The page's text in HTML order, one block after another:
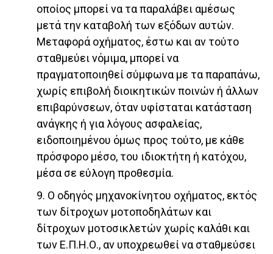
οποίος μπορεί να τα παραλάβει αμέσως
μετά την καταβολή των εξόδων αυτών.
Μεταφορά οχήματος, έστω και αν τούτο
σταθμεύει νόμιμα, μπορεί να
πραγματοποιηθεί σύμφωνα με τα παραπάνω,
χωρίς επιβολή διοικητικών ποινών ή άλλων
επιβαρύνσεων, όταν υφίσταται κατάσταση
ανάγκης ή για λόγους ασφαλείας,
ειδοποιημένου όμως προς τούτο, με κάθε
πρόσφορο μέσο, του ιδιοκτήτη ή κατόχου,
μέσα σε εύλογη προθεσμία.
9. Ο οδηγός μηχανοκίνητου οχήματος, εκτός
των δίτροχων μοτοποδηλάτων και
δίτροχων μοτοσικλετών χωρίς καλάθι και
των Ε.Π.Η.Ο., αν υποχρεωθεί να σταθμεύσει